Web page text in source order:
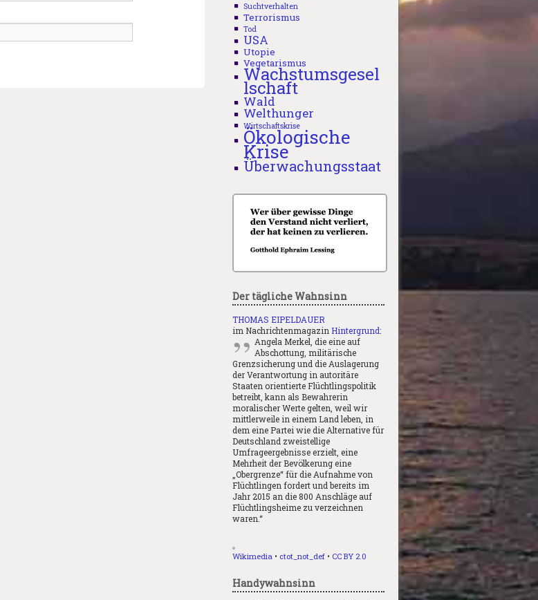
Suchtverhalten
Terrorismus
Tod
USA
Utopie
Vegetarismus
Wachstumsgesel
lschaft
Wald
Welthunger
Wirtschaftskrise
Ökologische
Krise
Überwachungsstaat
Der tägliche Wahnsinn
THOMAS EIPELDAUER
im Nachrichtenmagazin Hintergrund:
Angela Merkel, die eine auf
Abschottung, militärische
Grenzsicherung und die Auslagerung
der Verantwortung in autoritäre
Staaten orientierte Flüchtlingspolitik
betreibt, kann als Bewahrerin
moralischer Werte gelten, weil wir
mittlerweile in einem Land leben, in
dem eine Partei wie die Alternative für
Deutschland zweistellige
Umfrageergebnisse erzielt, eine
Mehrheit der Bevölkerung eine
„Obergrenze“ für die Aufnahme von
Flüchtlingen fordert und bereits im
Jahr 2015 an die 800 Anschläge auf
Flüchtlingsheime zu verzeichnen
waren.“
Wikimedia • ctot_not_def • CC BY 2.0
Handywahnsinn